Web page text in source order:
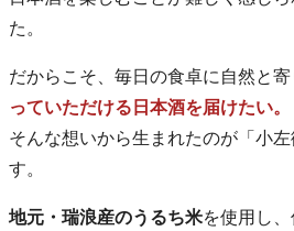
た。
だからこそ、毎日の食卓に自然と寄
っていただける日本酒を届けたい。
そんな想いから生まれたのが「小
す。
地元・瑞浪産のうるち米を使用し